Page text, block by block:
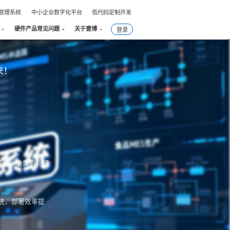
理系统 中小企业数字化平台 低代码定制开发
硬件产品常见问题 关于壹博 登录
！
码、金属码、远
，部署效率提